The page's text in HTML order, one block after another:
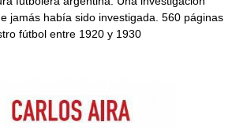
jamás había sido investigada. 560 páginas
fútbol entre 1920 y 1930